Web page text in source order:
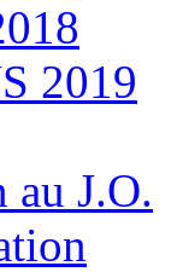
2019
au J.O.